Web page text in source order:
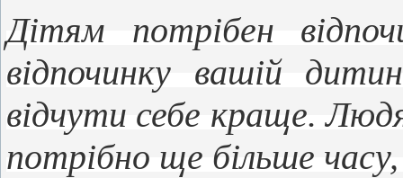
Дітям потрібен
відпочинку вашій
відчути себе краще.
потрібно ще більше